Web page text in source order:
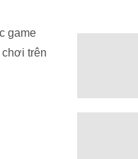
game
trên